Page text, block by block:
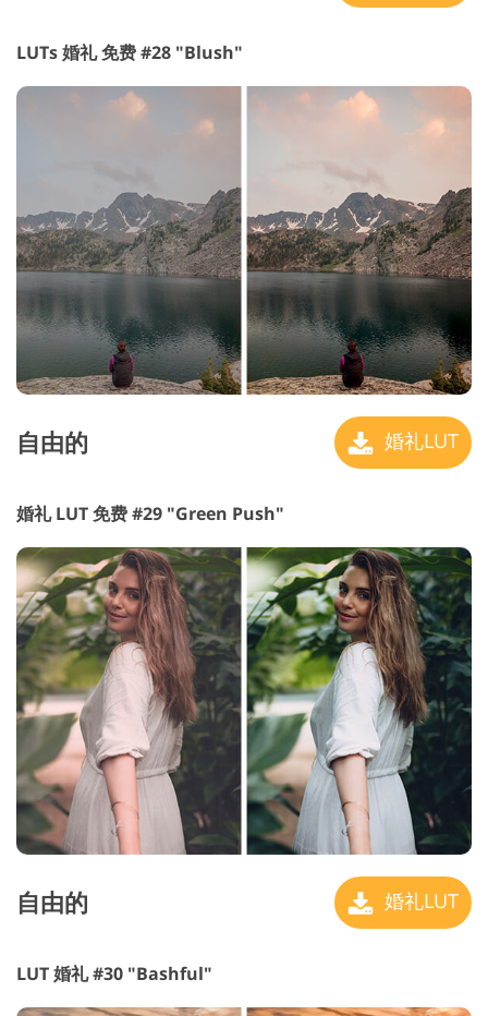
LUTs 婚礼 免费 #28 "Blush"
自由的 婚礼LUT
婚礼 LUT 免费 #29 "Green Push"
自由的 婚礼LUT
LUT 婚礼 #30 "Bashful"